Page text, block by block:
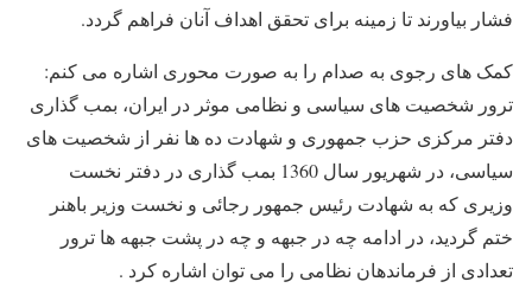
فشار بیاورند تا زمینه برای تحقق اهداف آنان فراهم گردد.
کمک های رجوی به صدام را به صورت محوری اشاره می کنم:
ترور شخصیت های سیاسی و نظامی موثر در ایران، بمب گذاری
دفتر مرکزی حزب جمهوری و شهادت ده ها نفر از شخصیت های
سیاسی، در شهریور سال 1360 بمب گذاری در دفتر نخست
وزیری که به شهادت رئیس جمهور رجائی و نخست وزیر باهنر
ختم گردید، در ادامه چه در جبهه و چه در پشت جبهه ها ترور
تعدادی از فرماندهان نظامی را می توان اشاره کرد .